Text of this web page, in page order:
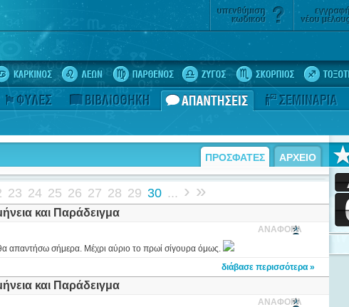
ΠΡΟΣΦΑΤΕΣ ΑΡΧΕΙΟ
23 24 25 26 27 28 29 30 ... › »
και Παράδειγμα
ΑΝΑΦΟΡΑ
απαντήσω σήμερα. Μέχρι αύριο το πρωί σίγουρα όμως.
διάβασε περισσότερα »
και Παράδειγμα
ΑΝΑΦΟΡΑ